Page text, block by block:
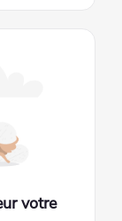
votre